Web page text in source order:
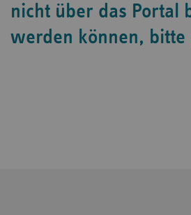
nicht über das Portal
werden können, bitte